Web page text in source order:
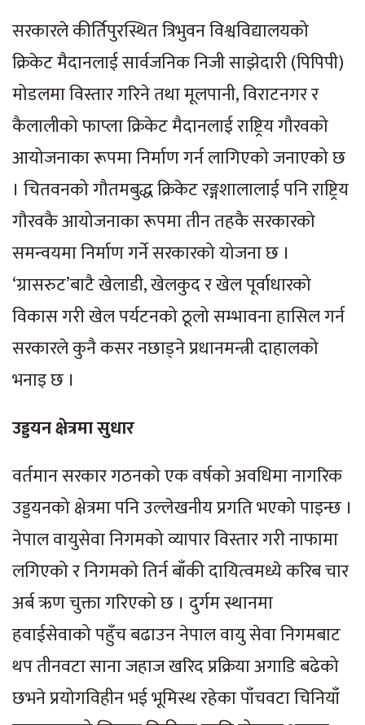
सरकारले कीर्तिपुरस्थित त्रिभुवन विश्वविद्यालयको
क्रिकेट मैदानलाई सार्वजनिक निजी साझेदारी (पिपिपी)
मोडलमा विस्तार गरिने तथा मूलपानी, विराटनगर र
कैलालीको फाप्ला क्रिकेट मैदानलाई राष्ट्रिय गौरवको
आयोजनाका रूपमा निर्माण गर्न लागिएको जनाएको छ
। चितवनको गौतमबुद्ध क्रिकेट रङ्गशालालाई पनि राष्ट्रिय
गौरवकै आयोजनाका रूपमा तीन तहकै सरकारको
समन्वयमा निर्माण गर्ने सरकारको योजना छ ।
‘ग्रासरुट’बाटै खेलाडी, खेलकुद र खेल पूर्वाधारको
विकास गरी खेल पर्यटनको ठूलो सम्भावना हासिल गर्न
सरकारले कुनै कसर नछाड्ने प्रधानमन्त्री दाहालको
भनाइ छ ।
उड्डयन क्षेत्रमा सुधार
वर्तमान सरकार गठनको एक वर्षको अवधिमा नागरिक
उड्डयनको क्षेत्रमा पनि उल्लेखनीय प्रगति भएको पाइन्छ ।
नेपाल वायुसेवा निगमको व्यापार विस्तार गरी नाफामा
लगिएको र निगमको तिर्न बाँकी दायित्वमध्ये करिब चार
अर्ब ऋण चुक्ता गरिएको छ । दुर्गम स्थानमा
हवाईसेवाको पहुँच बढाउन नेपाल वायु सेवा निगमबाट
थप तीनवटा साना जहाज खरिद प्रक्रिया अगाडि बढेको
छभने प्रयोगविहीन भई भूमिस्थ रहेका पाँचवटा चिनियाँ